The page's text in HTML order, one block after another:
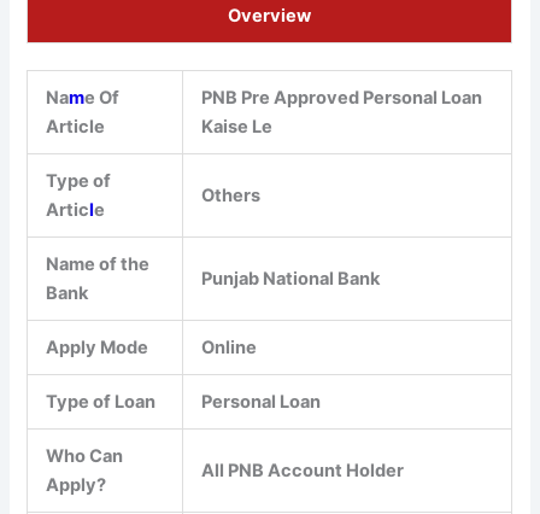
Overview
Name Of
Article
PNB Pre Approved Personal Loan
Kaise Le
Type of
Article
Others
Name of the
Bank
Punjab National Bank
Apply Mode Online
Type of Loan Personal Loan
Who Can
Apply?
All PNB Account Holder